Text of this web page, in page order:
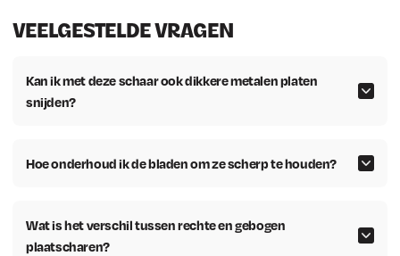
VEELGESTELDE VRAGEN
Kan ik met deze schaar ook dikkere metalen platen
snijden?
Hoe onderhoud ik de bladen om ze scherp te houden?
Wat is het verschil tussen rechte en gebogen
plaatscharen?